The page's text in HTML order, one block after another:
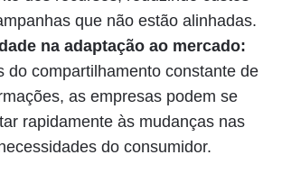
que não estão alinhadas.
na adaptação ao mercado:
do compartilhamento constante de
as empresas podem se
rapidamente às mudanças nas
do consumidor.